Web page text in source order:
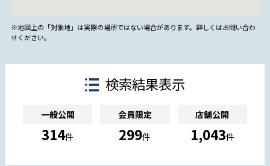
※地図上の「対象地」は実際の場所ではない場合があります。詳しくはお問い合わ
せください。
検索結果表示
一般公開
314件
会員限定
299件
店舗公開
1,043件